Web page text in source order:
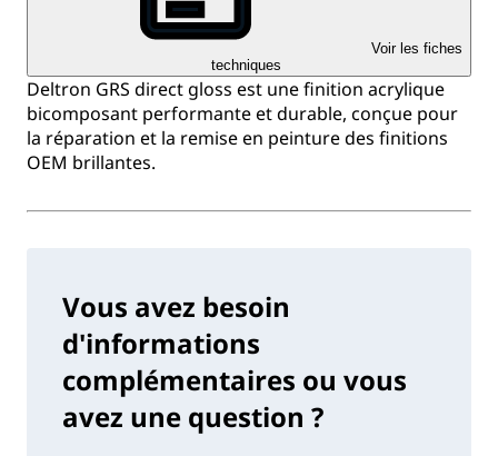
Voir les fiches
techniques
Deltron GRS direct gloss est une finition acrylique
bicomposant performante et durable, conçue pour
la réparation et la remise en peinture des finitions
OEM brillantes.
Vous avez besoin
d'informations
complémentaires ou vous
avez une question ?